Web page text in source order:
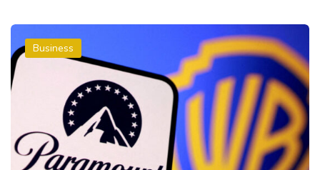
Business